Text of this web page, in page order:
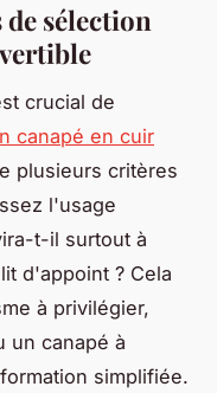
sélection
crucial de
canapé en cuir
plusieurs critères
l'usage
t-il surtout à
d'appoint ? Cela
à privilégier,
un canapé à
simplifiée.